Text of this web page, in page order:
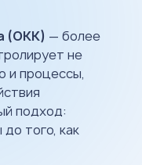
(ОКК) — более
не
и процессы,
подход:
того, как